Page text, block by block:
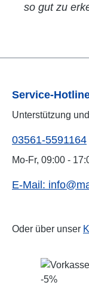
so gut zu
Service-
Unterstützung
03561-5591164
Mo-Fr, 09:00 -
E-Mail:
Oder über unser